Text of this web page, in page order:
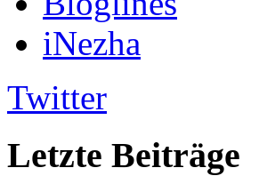
iNezha
Twitter
Letzte Beiträge